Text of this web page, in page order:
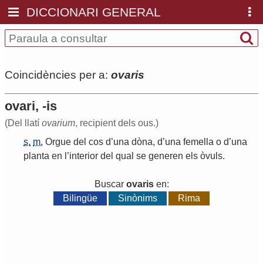
DICCIONARI GENERAL
Coincidències per a: ovaris
ovari, -is
(Del llatí ovarium, recipient dels ous.)
s. m. Orgue del cos d’una dòna, d’una femella o d’una
planta en ’interior del qual se generen els òvuls.
Buscar ovarisen:
Bilingüe
Sinònims Rima